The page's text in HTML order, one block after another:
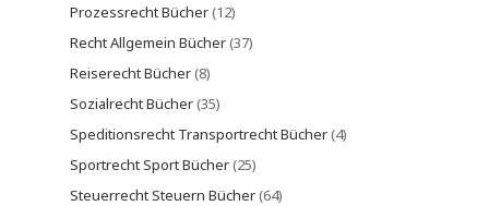
Prozessrecht Bücher(12)
Recht Allgemein Bücher(37)
Reiserecht Bücher(8)
Sozialrecht Bücher(35)
Speditionsrecht Transportrecht Bücher(4)
Sportrecht Sport Bücher(25)
Steuerrecht Steuern Bücher(64)